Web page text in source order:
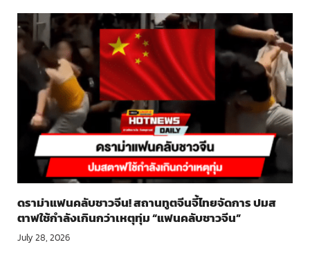
ดราม่าแฟนคลับชาวจีน! สถานทูตจีนจี้ไทยจัดการ ปมส
ตาฟใช้กำลังเกินกว่าเหตุทุ่ม “แฟนคลับชาวจีน”
July 28, 2026